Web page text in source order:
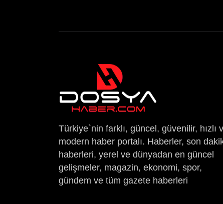
Türkiye`nin farklı, güncel, güvenilir, hızlı
modern haber portalı. Haberler, son
haberleri, yerel ve dünyadan en güncel
gelişmeler, magazin, ekonomi, spor,
gündem ve tüm gazete haberleri